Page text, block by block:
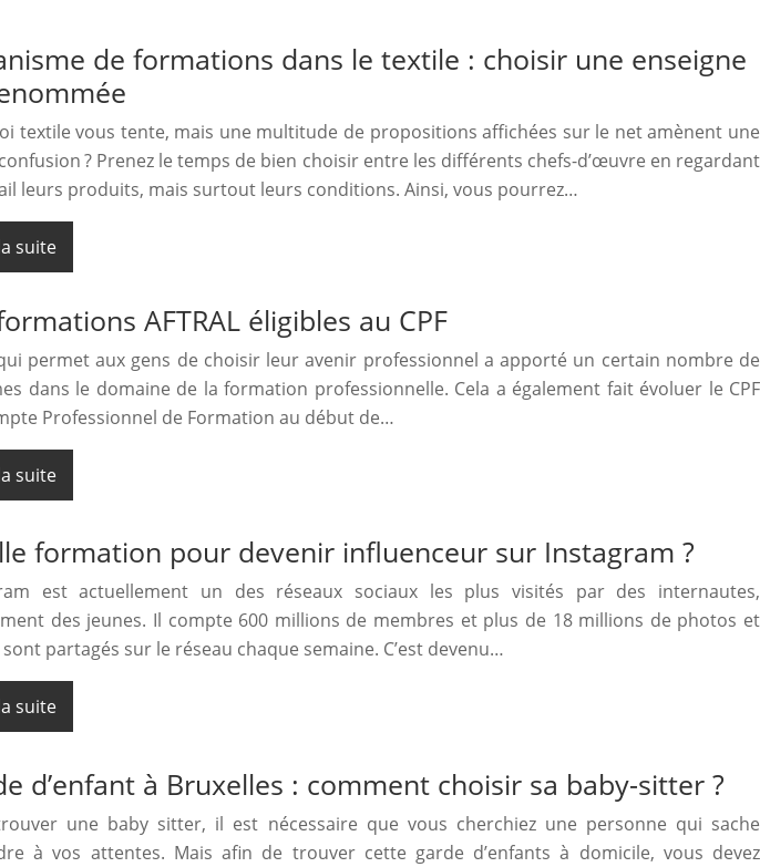
de formations dans le textile : choisir une enseigne
textile vous tente, mais une multitude de propositions affichées sur le net amènent une
? Prenez le temps de bien choisir entre les différents chefs-d’œuvre en regardant
leurs produits, mais surtout leurs conditions. Ainsi, vous pourrez…
suite
AFTRAL éligibles au CPF
permet aux gens de choisir leur avenir professionnel a apporté un certain nombre de
dans le domaine de la formation professionnelle. Cela a également fait évoluer le CPF
Professionnel de Formation au début de…
suite
formation pour devenir influenceur sur Instagram ?
est actuellement un des réseaux sociaux les plus visités par des internautes,
des jeunes. Il compte 600 millions de membres et plus de 18 millions de photos et
partagés sur le réseau chaque semaine. C’est devenu…
suite
d’enfant à Bruxelles : comment choisir sa baby-sitter ?
une baby sitter, il est nécessaire que vous cherchiez une personne qui sache
à vos attentes. Mais afin de trouver cette garde d’enfants à domicile, vous devez